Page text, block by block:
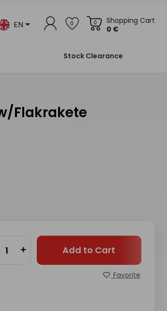
EN 0
Shopping Cart
0 €
0
Stock Clearance
Add to Cart
Favorite